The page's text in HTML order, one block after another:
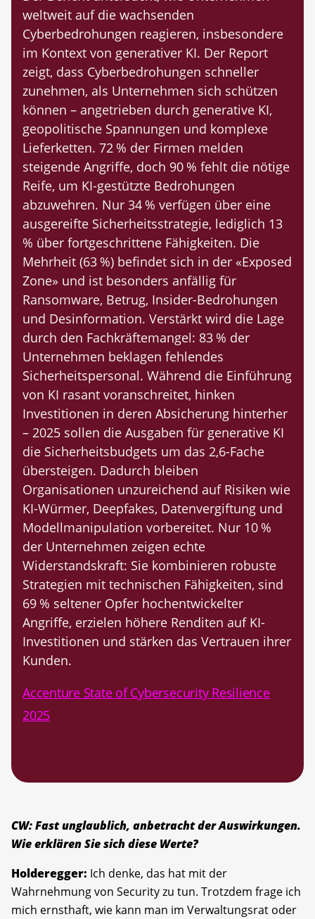
weltweit auf die wachsenden
Cyberbedrohungen reagieren, insbesondere
im Kontext von generativer KI. Der Report
zeigt, dass Cyberbedrohungen schneller
zunehmen, als Unternehmen sich schützen
können – angetrieben durch generative KI,
geopolitische Spannungen und komplexe
Lieferketten. 72 % der Firmen melden
steigende Angriffe, doch 90 % fehlt die nötige
Reife, um KI-gestützte Bedrohungen
abzuwehren. Nur 34 % verfügen über eine
ausgereifte Sicherheitsstrategie, lediglich 13
% über fortgeschrittene Fähigkeiten. Die
Mehrheit (63 %) befindet sich in der «Exposed
Zone» und ist besonders anfällig für
Ransomware, Betrug, Insider-Bedrohungen
und Desinformation. Verstärkt wird die Lage
durch den Fachkräftemangel: 83 % der
Unternehmen beklagen fehlendes
Sicherheitspersonal. Während die Einführung
von KI rasant voranschreitet, hinken
Investitionen in deren Absicherung hinterher
– 2025 sollen die Ausgaben für generative KI
die Sicherheitsbudgets um das 2,6-Fache
übersteigen. Dadurch bleiben
Organisationen unzureichend auf Risiken wie
KI-Würmer, Deepfakes, Datenvergiftung und
Modellmanipulation vorbereitet. Nur 10 %
der Unternehmen zeigen echte
Widerstandskraft: Sie kombinieren robuste
Strategien mit technischen Fähigkeiten, sind
69 % seltener Opfer hochentwickelter
Angriffe, erzielen höhere Renditen auf KI-
Investitionen und stärken das Vertrauen ihrer
Kunden.
Accenture State of Cybersecurity Resilience
2025
CW: Fast unglaublich, anbetracht der Auswirkungen.
Wie erklären Sie sich diese Werte?
Holderegger: Ich denke, das hat mit der
Wahrnehmung von Security zu tun. Trotzdem frage ich
mich ernsthaft, wie kann man im Verwaltungsrat oder